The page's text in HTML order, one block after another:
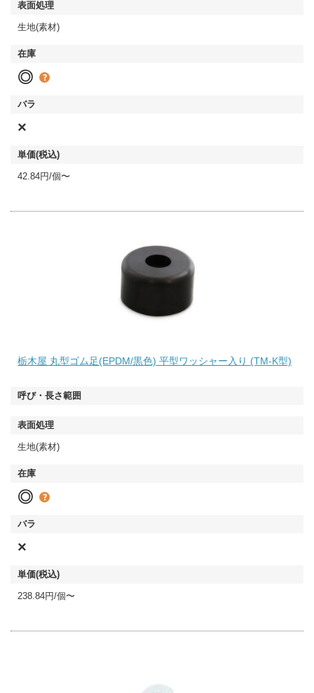
生地(素材)
◎
×
42.84円/個〜
栃木屋 丸型ゴム足(EPDM/黒色) 平型ワッシャー入り (TM-K型)
生地(素材)
◎
×
238.84円/個〜